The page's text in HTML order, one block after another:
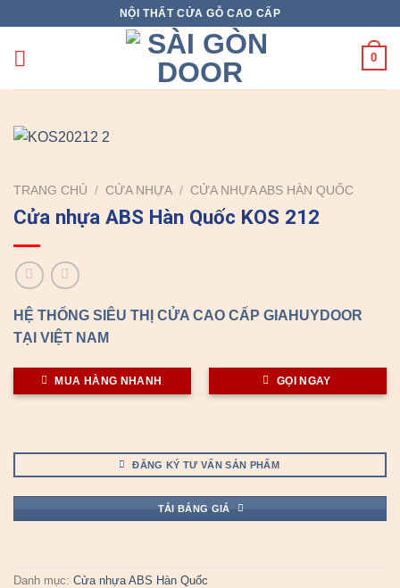
content
NỘI THẤT CỬA GỖ CAO CẤP
0
TRANG CHỦ / CỬA NHỰA / CỬA NHỰA ABS HÀN QUỐC
Cửa nhựa ABS Hàn Quốc KOS 212
HỆ THỐNG SIÊU THỊ CỬA CAO CẤP GIAHUYDOOR
TẠI VIỆT NAM
MUA HÀNG NHANH GỌI NGAY
ĐĂNG KÝ TƯ VẤN SẢN PHẨM
TẢI BẢNG GIÁ
Danh mục: Cửa nhựa ABS Hàn Quốc